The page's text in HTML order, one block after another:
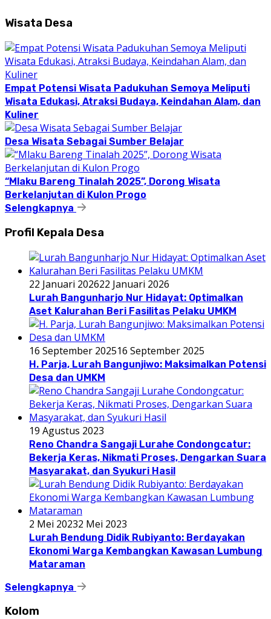
Wisata Desa
Empat Potensi Wisata Padukuhan Semoya Meliputi
Wisata Edukasi, Atraksi Budaya, Keindahan Alam, dan
Kuliner
Desa Wisata Sebagai Sumber Belajar
“Mlaku Bareng Tinalah 2025”, Dorong Wisata
Berkelanjutan di Kulon Progo
Selengkapnya
Profil Kepala Desa
22 Januari 202622 Januari 2026
Lurah Bangunharjo Nur Hidayat: Optimalkan
Aset Kalurahan Beri Fasilitas Pelaku UMKM
16 September 202516 September 2025
H. Parja, Lurah Bangunjiwo: Maksimalkan Potensi
Desa dan UMKM
19 Agustus 2023
Reno Chandra Sangaji Lurahe Condongcatur:
Bekerja Keras, Nikmati Proses, Dengarkan Suara
Masyarakat, dan Syukuri Hasil
2 Mei 20232 Mei 2023
Lurah Bendung Didik Rubiyanto: Berdayakan
Ekonomi Warga Kembangkan Kawasan Lumbung
Mataraman
Selengkapnya
Kolom